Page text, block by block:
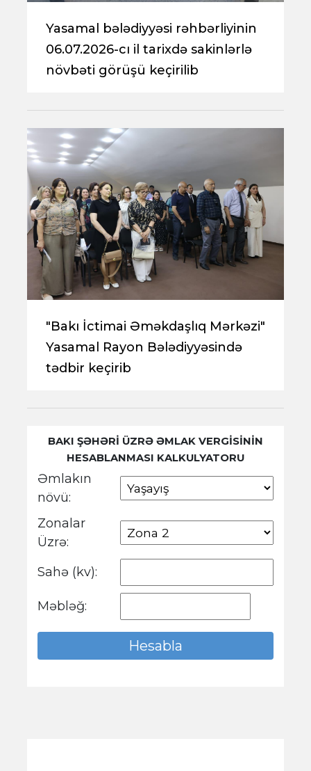
Yasamal bələdiyyəsi rəhbərliyinin
06.07.2026-cı il tarixdə sakinlərlə
növbəti görüşü keçirilib
"Bakı İctimai Əməkdaşlıq Mərkəzi"
Yasamal Rayon Bələdiyyəsində
tədbir keçirib
BAKI ŞƏHƏRİ ÜZRƏ ƏMLAK VERGİSİNİN
HESABLANMASI KALKULYATORU
Əmlakın
növü:
Zonalar
Üzrə:
Sahə (kv):
Məbləğ: